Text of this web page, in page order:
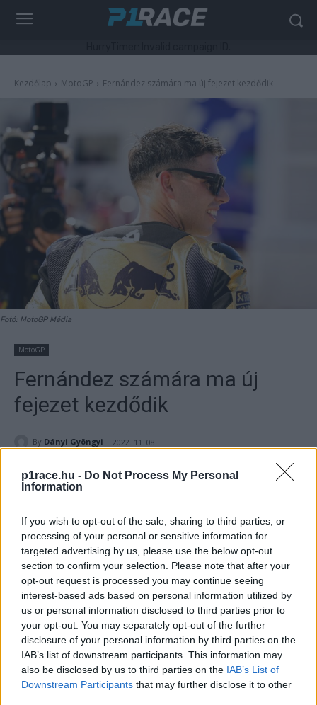
p1race.hu - Do Not Process My Personal
Information
If you wish to opt-out of the sale, sharing to third parties, or
processing of your personal or sensitive information for
targeted advertising by us, please use the below opt-out
section to confirm your selection. Please note that after your
opt-out request is processed you may continue seeing
interest-based ads based on personal information utilized by
us or personal information disclosed to third parties prior to
your opt-out. You may separately opt-out of the further
disclosure of your personal information by third parties on the
IAB’s list of downstream participants. This information may
also be disclosed by us to third parties on the IAB’s List of
Downstream Participants that may further disclose it to other
Kezdőlap MotoGP Fernández számára ma új fejezet kezdődik
Fotó: MotoGP Média
MotoGP
Fernández számára ma új
fejezet kezdődik
By Dányi Gyöngyi 2022. 11. 08.
- Hirdetés -
A Suzuki kiesik, de egy új márka lép be a MotoGP
világbajnokságba a GASGAS-szal a Tech3 csapatnál – a
spanyol Pol Espargaróval és Augusto Fernándezzel a
nyergében.
- Hirdetés -
Alig két nappal azután, hogy megnyerte a Moto2-es